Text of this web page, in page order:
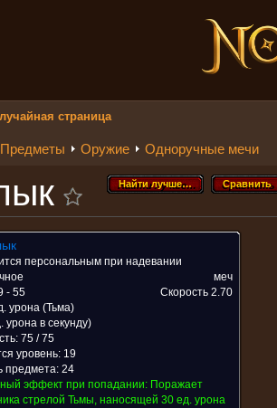
страница
Предметы Оружие Одноручные мечи
Сравнить
Сравнить
Найти лучше…
Найти лучше…
персональным при надевании
меч
- 55
Скорость 2.70
урона (Тьма)
урона в секунду)
75 / 75
уровень: 19
предмета: 24
эффект при попадании: Поражает
стрелой Тьмы, наносящей 30 ед. урона